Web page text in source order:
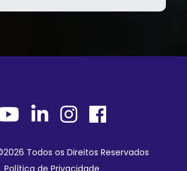
2026 Todos os Direitos Reservados